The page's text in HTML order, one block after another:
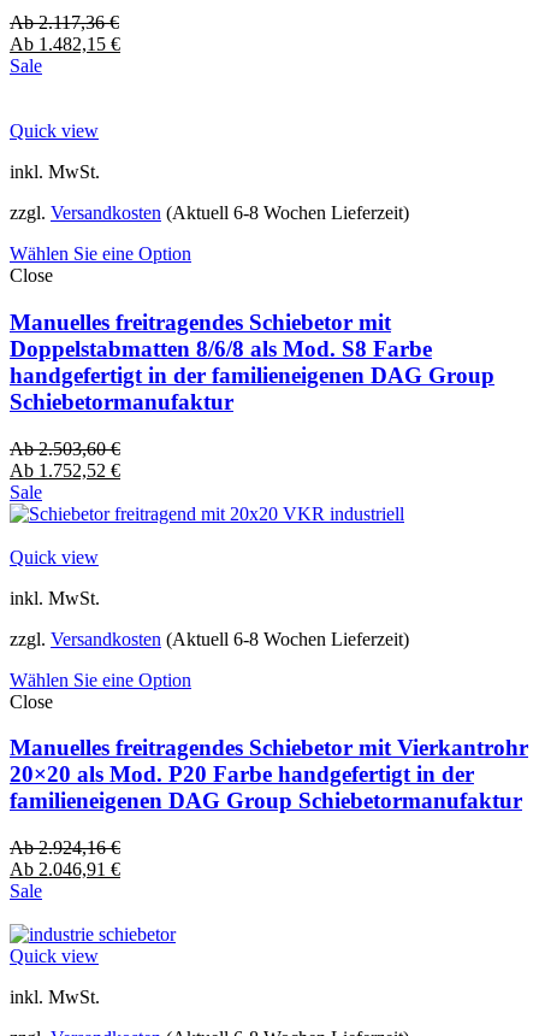
Ab2.117,36€
Ab 1.482,15 €
Sale
Quick view
inkl. MwSt.
zzgl. Versandkosten (Aktuell 6-8 Wochen Lieferzeit)
Wählen Sie eine Option
Close
Manuelles freitragendes Schiebetor mit
Doppelstabmatten 8/6/8 als Mod. S8 Farbe
handgefertigt in der familieneigenen DAG Group
Schiebetormanufaktur
Ab2.503,60€
Ab 1.752,52 €
Sale
Quick view
inkl. MwSt.
zzgl. Versandkosten (Aktuell 6-8 Wochen Lieferzeit)
Wählen Sie eine Option
Close
Manuelles freitragendes Schiebetor mit Vierkantrohr
20×20 als Mod. P20 Farbe handgefertigt in der
familieneigenen DAG Group Schiebetormanufaktur
Ab2.924,16€
Ab 2.046,91 €
Sale
Quick view
inkl. MwSt.